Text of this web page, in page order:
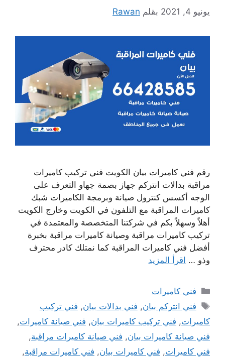
يونيو 4, 2021 بقلم Rawan
رقم فني كاميرات بيان الكويت فني تركيب كاميرات
مراقبة بدالات انتركم جهاز بصمة جهاو التعرف على
الوجه أكسس كنترول صيانة وبرمجة الكاميرات شبك
كاميرات المراقبة مع التلفون في الكويت وخارج الكويت
أهلاً وسهلاً بكم في شركتنا المتخصصة والمعتمدة في
تركيب كاميرات مراقبة وصيانة كاميرات مراقبة بخبرة
أفضل فني كاميرات المراقبة كما نمتلك كادر محترف
وذو … اقرأ المزيد
التصنيفات
فني كاميرات
الوسوم
فني انتركم بيان, فني بدالات بيان, فني تركيب
كاميرات, فني تركيب كاميرات بيان, فني صيانة كاميرات,
فني صيانة كاميرات بيان, فني صيانة كاميرات مراقبة,
فني كاميرات, فني كاميرات بيان, فني كاميرات مراقبة,